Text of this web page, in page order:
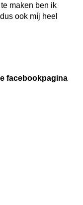
maken ben ik
ook míj heel
facebookpagina